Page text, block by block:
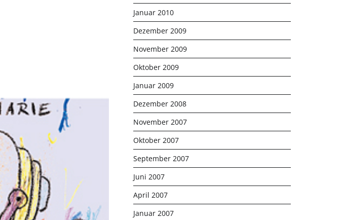
Januar 2010
Dezember 2009
November 2009
Oktober 2009
Januar 2009
Dezember 2008
November 2007
Oktober 2007
September 2007
Juni 2007
April 2007
Januar 2007